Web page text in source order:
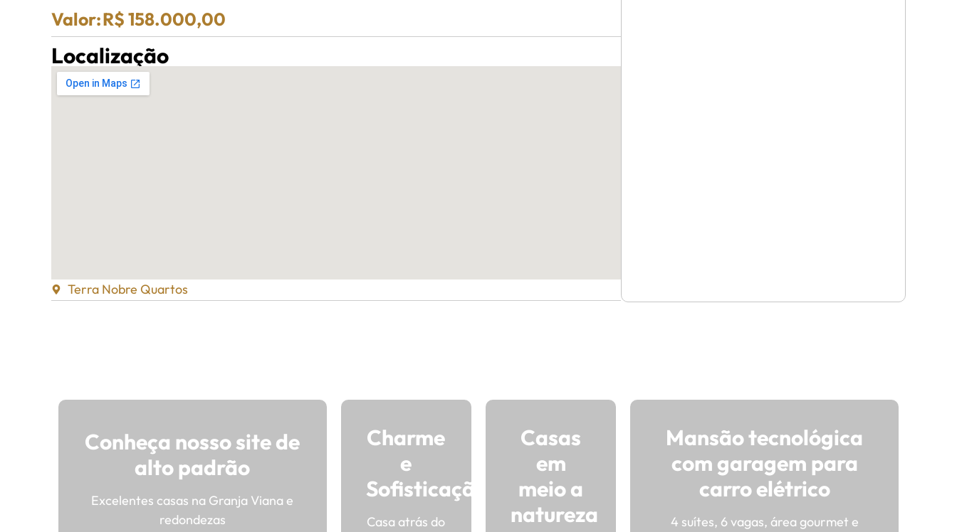
Valor:R$ 158.000,00
Localização
Terra Nobre Quartos
Conheça nosso site de
alto padrão
Excelentes casas na Granja Viana e
redondezas
Charme
e
Sofisticação
Casa atrás do
Casas
em
meio a
natureza
Mansão tecnológica
com garagem para
carro elétrico
4 suítes, 6 vagas, área gourmet e